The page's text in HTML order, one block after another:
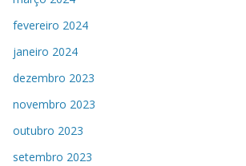
fevereiro 2024
janeiro 2024
dezembro 2023
novembro 2023
outubro 2023
setembro 2023